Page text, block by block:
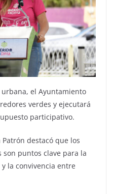
el Ayuntamiento
verdes y ejecutará
participativo.
destacó que los
son puntos clave para la
la convivencia entre